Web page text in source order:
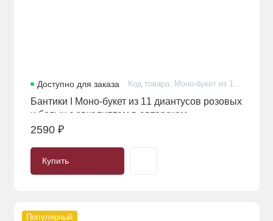
Доступно для заказа Код товара: Моно-букет из 11 диантусов (гвоздик) розовых и белых с эвкалиптом в авторском оформлении с бантиками
Бантики I Моно-букет из 11 диантусов розовых
и белых с эвкалиптом в авторском
оформлении с бантиками
2590 ₽
Купить
Популярный